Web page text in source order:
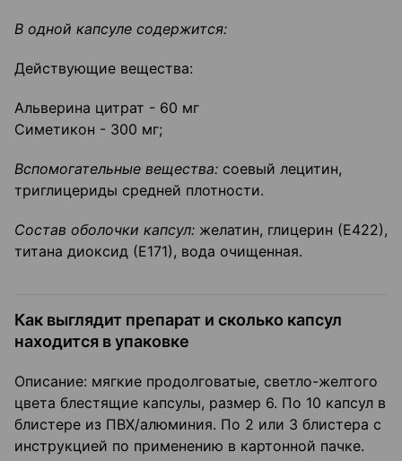
В одной капсуле содержится:
Действующие вещества:
Альверина цитрат - 60 мг
Симетикон - 300 мг;
Вспомогательные вещества: соевый лецитин,
триглицериды средней плотности.
Состав оболочки капсул: желатин, глицерин (Е422),
титана диоксид (Е171), вода очищенная.
Как выглядит препарат и сколько капсул
находится в упаковке
Описание: мягкие продолговатые, светло-желтого
цвета блестящие капсулы, размер 6. По 10 капсул в
блистере из ПВХ/алюминия. По 2 или 3 блистера с
инструкцией по применению в картонной пачке.